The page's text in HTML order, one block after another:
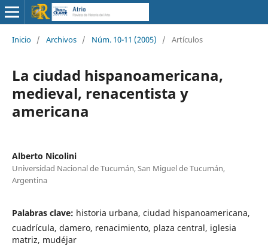
Inicio / Archivos / Núm. 10-11 (2005) / Artículos
La ciudad hispanoamericana,
medieval, renacentista y
americana
Alberto Nicolini
Universidad Nacional de Tucumán, San Miguel de Tucumán,
Argentina
Palabras clave: historia urbana, ciudad hispanoamericana,
cuadrícula, damero, renacimiento, plaza central, iglesia
matriz, mudéjar